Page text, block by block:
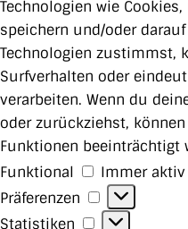
Technologien wie
speichern und/oder
Technologien zustimmst,
Surfverhalten oder
verarbeiten. Wenn du
oder zurückziehst,
Funktionen beeinträchtigt
Funktional
Funktional
Immer aktiv
Präferenzen
Präferenzen
Statistiken
Statistiken